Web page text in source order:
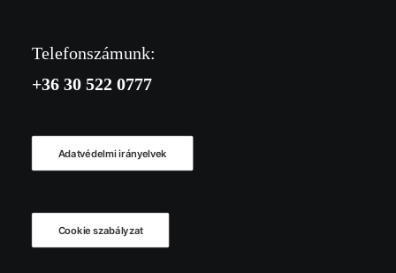
Adatvédelmi irányelvek
Cookie szabályzat
Telefonszámunk:
+36 30 522 0777